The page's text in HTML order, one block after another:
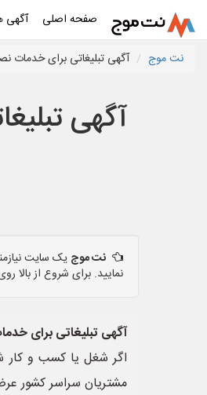
صفحه اصلی آگهی
نت موج آگهی تبلیغاتی برای
آگهی
نت موج یک سایت
نمایید. برای شروع از بالا
آگهی تبلیغاتی برای
اگر شغل یا کسب و کار
مشتریان سراسر کشور